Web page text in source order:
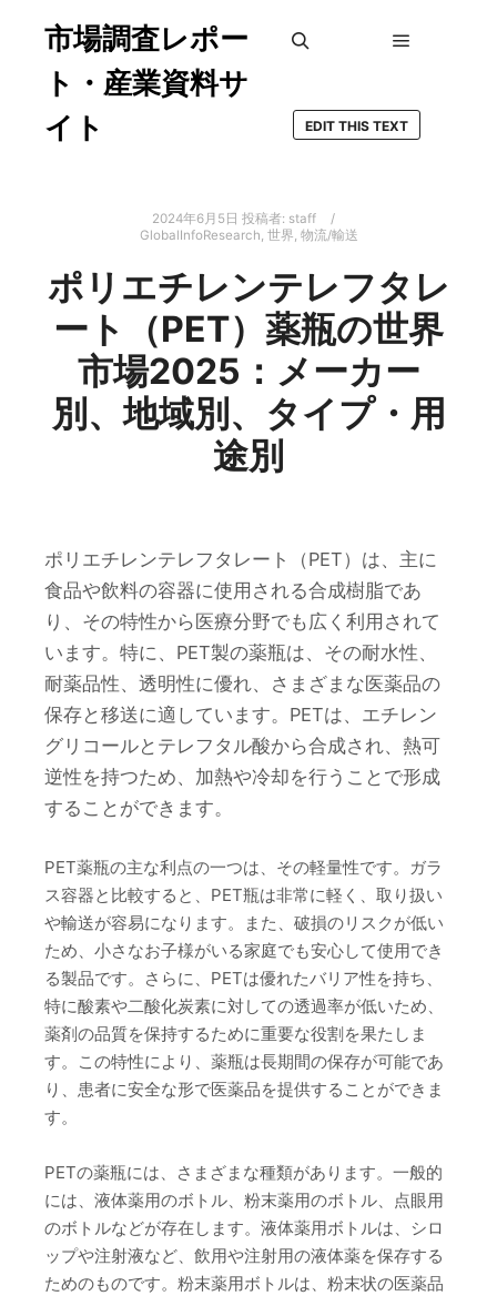
市場調査レポー
ト・産業資料サ
イト
EDIT THIS TEXT
2024年6月5日 投稿者: staff
GlobalInfoResearch, 世界, 物流/輸送
ポリエチレンテレフタレ
ート（PET）薬瓶の世界
市場2025：メーカー
別、地域別、タイプ・用
途別
ポリエチレンテレフタレート（PET）は、主に
食品や飲料の容器に使用される合成樹脂であ
り、その特性から医療分野でも広く利用されて
います。特に、PET製の薬瓶は、その耐水性、
耐薬品性、透明性に優れ、さまざまな医薬品の
保存と移送に適しています。PETは、エチレン
グリコールとテレフタル酸から合成され、熱可
逆性を持つため、加熱や冷却を行うことで形成
することができます。
PET薬瓶の主な利点の一つは、その軽量性です。ガラ
ス容器と比較すると、PET瓶は非常に軽く、取り扱い
や輸送が容易になります。また、破損のリスクが低い
ため、小さなお子様がいる家庭でも安心して使用でき
る製品です。さらに、PETは優れたバリア性を持ち、
特に酸素や二酸化炭素に対しての透過率が低いため、
薬剤の品質を保持するために重要な役割を果たしま
す。この特性により、薬瓶は長期間の保存が可能であ
り、患者に安全な形で医薬品を提供することができま
す。
PETの薬瓶には、さまざまな種類があります。一般的
には、液体薬用のボトル、粉末薬用のボトル、点眼用
のボトルなどが存在します。液体薬用ボトルは、シロ
ップや注射液など、飲用や注射用の液体薬を保存する
ためのものです。粉末薬用ボトルは、粉末状の医薬品